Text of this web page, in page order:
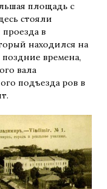
площадь с
стояли
в
находился на
времена,
вала
подъезда ров в